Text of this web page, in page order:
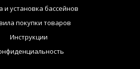
и установка бассейнов
покупки товаров
Инструкции